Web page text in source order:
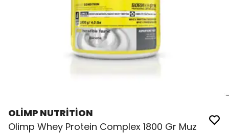
OLİMP NUTRİTİON
Olimp Whey Protein Complex 1800 Gr Muz